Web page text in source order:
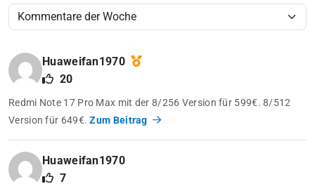
Huaweifan1970
20
Redmi Note 17 Pro Max mit der 8/256 Version für 599€. 8/512
Version für 649€.Zum Beitrag
Huaweifan1970
7